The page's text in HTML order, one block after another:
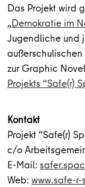
Das Projekt wird
„Demokratie im
Jugendliche und
zur Graphic
Projekts “Safe(r)
Kontakt
Projekt “Safe(r)
c/o
E-Mail:
Web:www.safe-